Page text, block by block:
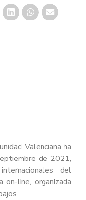
Valenciana ha
de 2021,
del
on-line, organizada